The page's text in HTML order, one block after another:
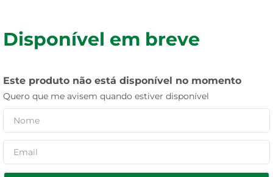
Disponível em breve
Este produto não está disponível no momento
Quero que me avisem quando estiver disponível